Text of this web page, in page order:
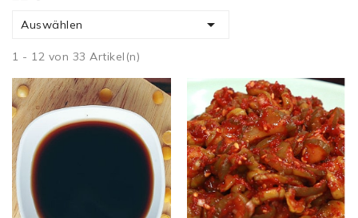
Auswählen 
1 - 12 von 33 Artikel(n)